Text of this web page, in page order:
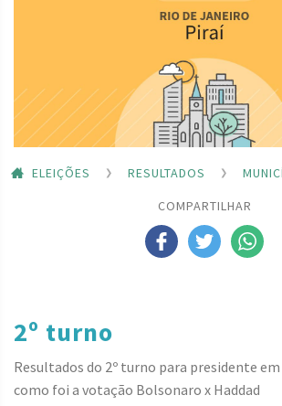
ELEIÇÕES RESULTADOS
COMPARTILHAR
2º turno
Resultados do 2º turno para presidente
como foi a votação Bolsonaro x Haddad